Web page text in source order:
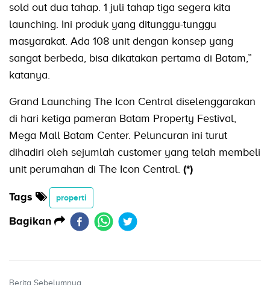
sold out dua tahap. 1 juli tahap tiga segera kita
launching. Ini produk yang ditunggu-tunggu
masyarakat. Ada 108 unit dengan konsep yang
sangat berbeda, bisa dikatakan pertama di Batam,”
katanya.
Grand Launching The Icon Central diselenggarakan
di hari ketiga pameran Batam Property Festival,
Mega Mall Batam Center. Peluncuran ini turut
dihadiri oleh sejumlah customer yang telah membeli
unit perumahan di The Icon Central. (*)
Tags properti
Bagikan
Berita Sebelumnya